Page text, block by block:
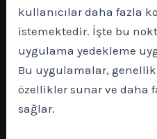
kullanıcılar daha fazla
istemektedir. İşte bu
uygulama yedekleme
Bu uygulamalar,
özellikler sunar ve daha
sağlar.